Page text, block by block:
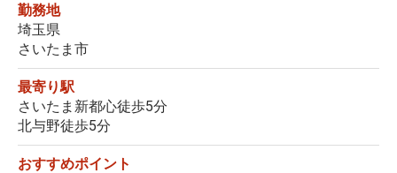
勤務地
埼玉県
さいたま市
最寄り駅
さいたま新都心徒歩5分
北与野徒歩5分
おすすめポイント